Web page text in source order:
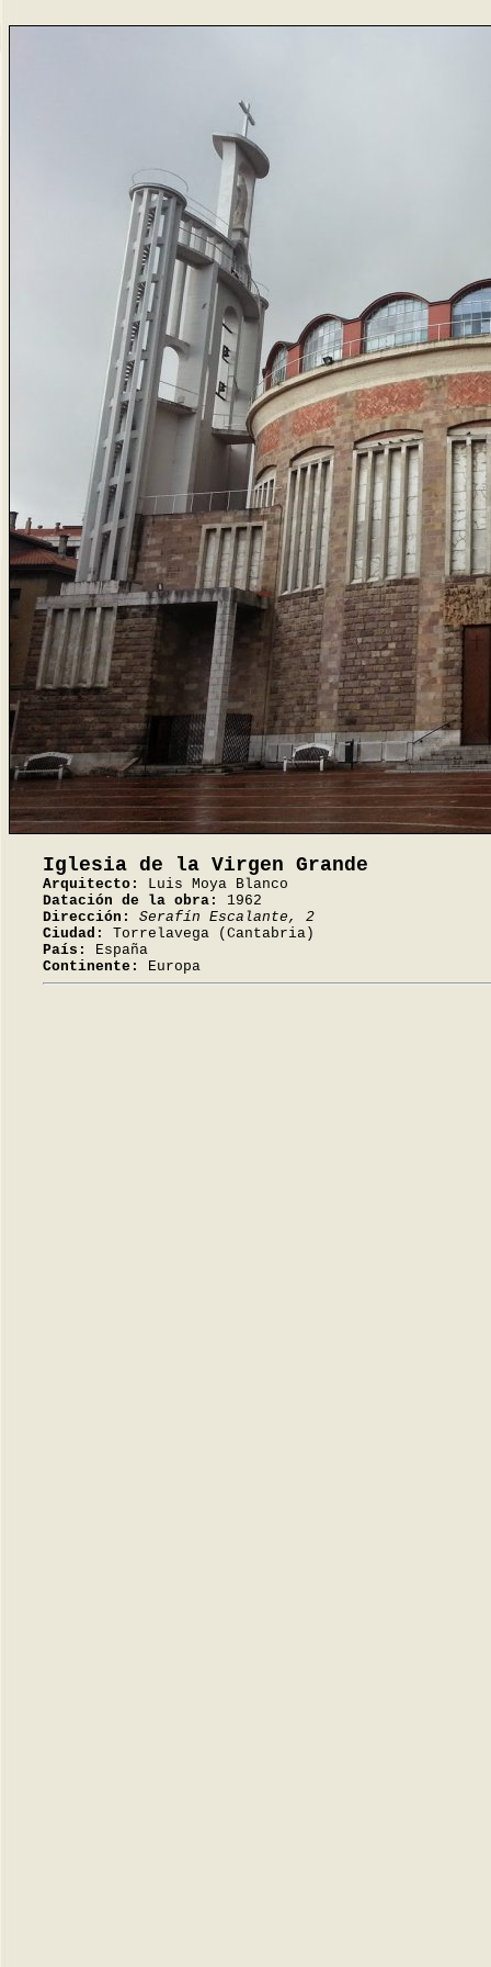
Iglesia de la Virgen Grande
Arquitecto:
Luis Moya Blanco
Datación de la obra:
1962
Dirección:
Serafín Escalante, 2
Ciudad:
Torrelavega (Cantabria)
País:
España
Continente:
Europa